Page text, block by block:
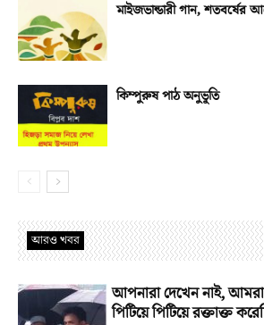
মাইজভান্ডারী গান, শতবর্ষের
কিম্পুরুষ পাঠ অনুভূতি
আরও খবর
আপনারা দেখেন নাই,
পিটিয়ে পিটিয়ে রক্তাক্ত